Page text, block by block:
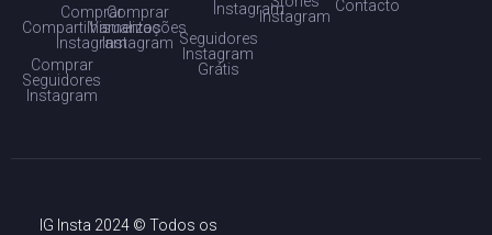
Comprar
Compartilhamentos
Instagram
Comprar
Visualizações
Instagram
Comprar
Seguidores
Instagram
InstagramInstagram
Seguidores
Instagram
Grátis
Contacto
IG Insta 2024 © Todos os